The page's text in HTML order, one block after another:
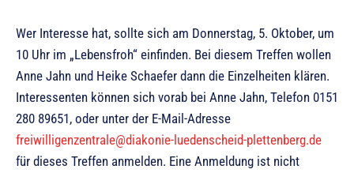
Wer Interesse hat, sollte sich am Donnerstag, 5. Oktober, um
10 Uhr im „Lebensfroh“ einfinden. Bei diesem Treffen wollen
Anne Jahn und Heike Schaefer dann die Einzelheiten klären.
Interessenten können sich vorab bei Anne Jahn, Telefon 0151
280 89651, oder unter der E-Mail-Adresse
freiwilligenzentrale@diakonie-luedenscheid-plettenberg.de
für dieses Treffen anmelden. Eine Anmeldung ist nicht